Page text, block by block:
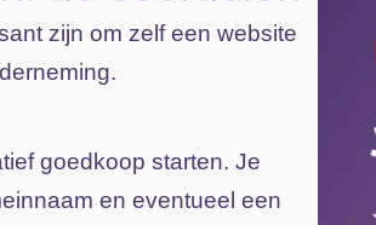
zijn om zelfeen website
goedkoop starten. Je
en eventueel een